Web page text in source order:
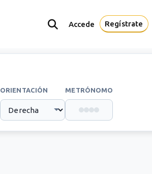
Accede Regístrate
ORIENTACIÓN METRÓNOMO